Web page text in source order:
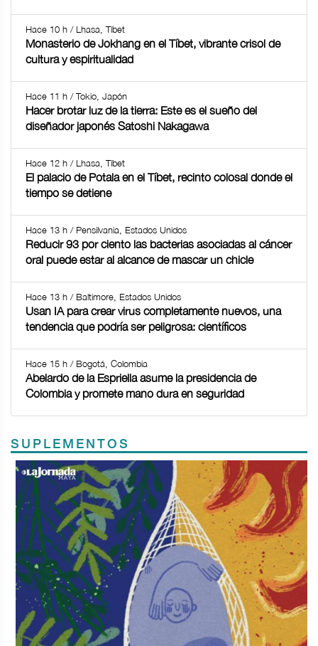
Hace 10 h / Lhasa, Tíbet
Monasterio de Jokhang en el Tíbet, vibrante crisol de
cultura y espiritualidad
Hace 11 h / Tokio, Japón
Hacer brotar luz de la tierra: Este es el sueño del
diseñador japonés Satoshi Nakagawa
Hace 12 h / Lhasa, Tíbet
El palacio de Potala en el Tíbet, recinto colosal donde el
tiempo se detiene
Hace 13 h / Pensilvania, Estados Unidos
Reducir 93 por ciento las bacterias asociadas al cáncer
oral puede estar al alcance de mascar un chicle
Hace 13 h / Baltimore, Estados Unidos
Usan IA para crear virus completamente nuevos, una
tendencia que podría ser peligrosa: científicos
Hace 15 h / Bogotá, Colombia
Abelardo de la Espriella asume la presidencia de
Colombia y promete mano dura en seguridad
SUPLEMENTOS